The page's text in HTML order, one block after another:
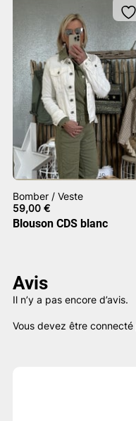
Bomber / Veste
59,00 €
Blouson CDS blanc
Avis
Il n’y a pas encore d’avis.
Vous devez être connecté